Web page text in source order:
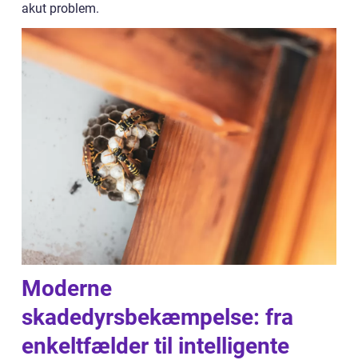
akut problem.
Moderne
skadedyrsbekæmpelse: fra
enkeltfælder til intelligente